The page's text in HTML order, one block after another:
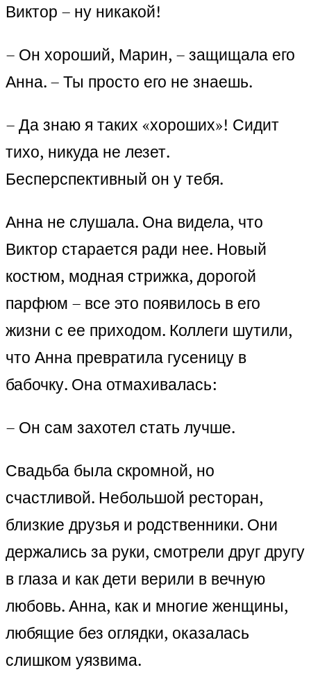
Виктор – ну никакой!
– Он хороший, Марин, – защищала его
Анна. – Ты просто его не знаешь.
– Да знаю я таких «хороших»! Сидит
тихо, никуда не лезет.
Бесперспективный он у тебя.
Анна не слушала. Она видела, что
Виктор старается ради нее. Новый
костюм, модная стрижка, дорогой
парфюм – все это появилось в его
жизни с ее приходом. Коллеги шутили,
что Анна превратила гусеницу в
бабочку. Она отмахивалась:
– Он сам захотел стать лучше.
Свадьба была скромной, но
счастливой. Небольшой ресторан,
близкие друзья и родственники. Они
держались за руки, смотрели друг другу
в глаза и как дети верили в вечную
любовь. Анна, как и многие женщины,
любящие без оглядки, оказалась
слишком уязвима.